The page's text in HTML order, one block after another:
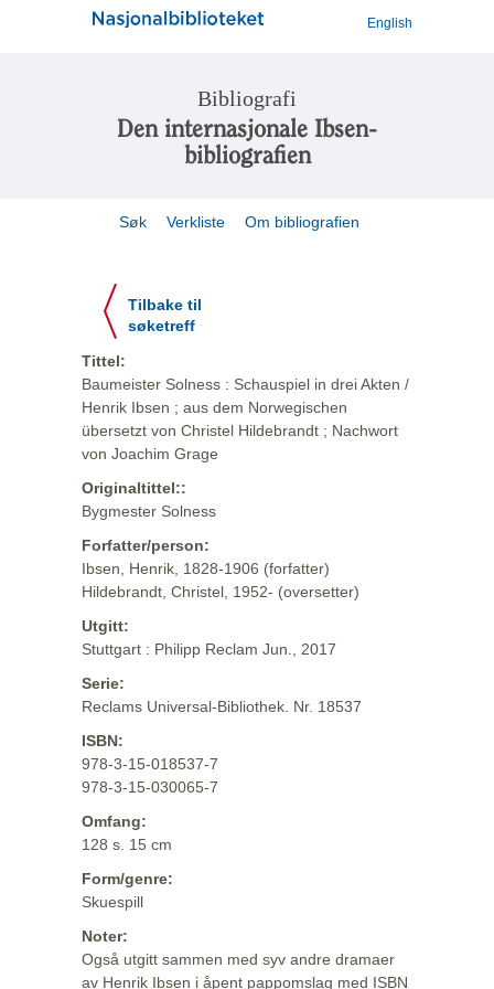
English
Bibliografi
Den internasjonale Ibsen-
bibliografien
Søk Verkliste Om bibliografien
Tilbake til
søketreff
Tittel:
Baumeister Solness : Schauspiel in drei Akten /
Henrik Ibsen ; aus dem Norwegischen
übersetzt von Christel Hildebrandt ; Nachwort
von Joachim Grage
Originaltittel::
Bygmester Solness
Forfatter/person:
Ibsen, Henrik, 1828-1906 (forfatter)
Hildebrandt, Christel, 1952- (oversetter)
Utgitt:
Stuttgart : Philipp Reclam Jun., 2017
Serie:
Reclams Universal-Bibliothek. Nr. 18537
ISBN:
978-3-15-018537-7
978-3-15-030065-7
Omfang:
128 s. 15 cm
Form/genre:
Skuespill
Noter:
Også utgitt sammen med syv andre dramaer
av Henrik Ibsen i åpent pappomslag med ISBN